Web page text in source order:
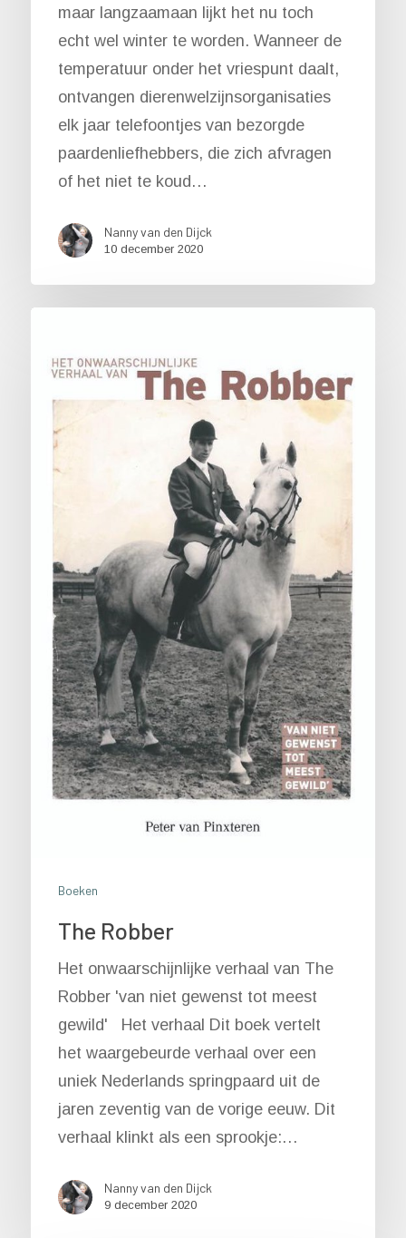
maar langzaamaan lijkt het nu toch
echt wel winter te worden. Wanneer de
temperatuur onder het vriespunt daalt,
ontvangen dierenwelzijnsorganisaties
elk jaar telefoontjes van bezorgde
paardenliefhebbers, die zich afvragen
of het niet te koud…
Nanny van den Dijck
10 december 2020
Boeken
The Robber
Het onwaarschijnlijke verhaal van The
Robber 'van niet gewenst tot meest
gewild' Het verhaal Dit boek vertelt
het waargebeurde verhaal over een
uniek Nederlands springpaard uit de
jaren zeventig van de vorige eeuw. Dit
verhaal klinkt als een sprookje:…
Nanny van den Dijck
9 december 2020